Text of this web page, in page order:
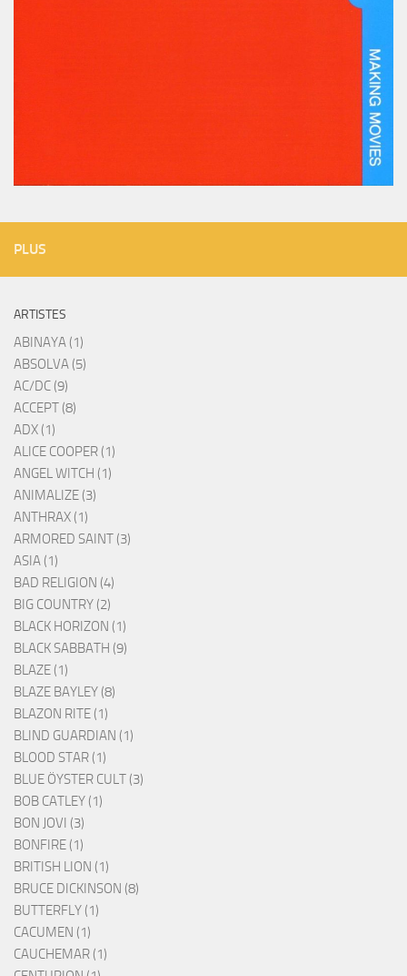
PLUS
ARTISTES
ABINAYA (1)
ABSOLVA (5)
AC/DC (9)
ACCEPT (8)
ADX (1)
ALICE COOPER (1)
ANGEL WITCH (1)
ANIMALIZE (3)
ANTHRAX (1)
ARMORED SAINT (3)
ASIA (1)
BAD RELIGION (4)
BIG COUNTRY (2)
BLACK HORIZON (1)
BLACK SABBATH (9)
BLAZE (1)
BLAZE BAYLEY (8)
BLAZON RITE (1)
BLIND GUARDIAN (1)
BLOOD STAR (1)
BLUE ÖYSTER CULT (3)
BOB CATLEY (1)
BON JOVI (3)
BONFIRE (1)
BRITISH LION (1)
BRUCE DICKINSON (8)
BUTTERFLY (1)
CACUMEN (1)
CAUCHEMAR (1)